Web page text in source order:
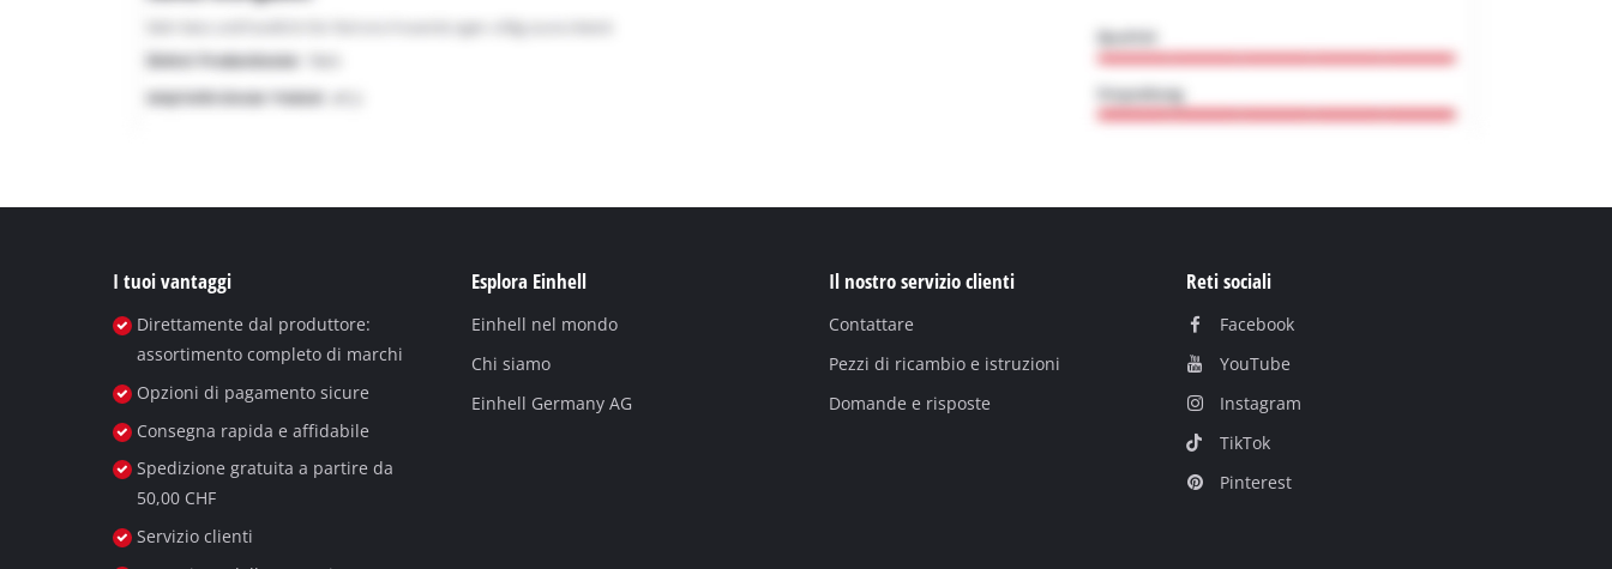
I tuoi vantaggi
Direttamente dal produttore:
assortimento completo di marchi
Opzioni di pagamento sicure
Consegna rapida e affidabile
Spedizione gratuita a partire da
50,00 CHF
Servizio clienti
Esplora Einhell
Einhell nel mondo
Chi siamo
Einhell Germany AG
Il nostro servizio clienti
Contattare
Pezzi di ricambio e istruzioni
Domande e risposte
Reti sociali
Facebook
YouTube
Instagram
TikTok
Pinterest